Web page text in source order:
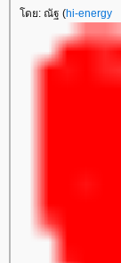
ดย: ณัฐ (hi-energy